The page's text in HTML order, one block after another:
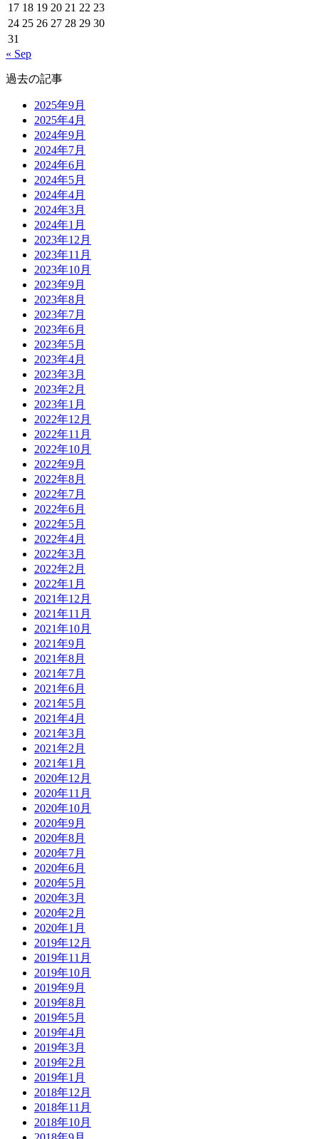
17 18 19 20 21 22 23
24 25 26 27 28 29 30
31
« Sep
過去の記事
2025年9月
2025年4月
2024年9月
2024年7月
2024年6月
2024年5月
2024年4月
2024年3月
2024年1月
2023年12月
2023年11月
2023年10月
2023年9月
2023年8月
2023年7月
2023年6月
2023年5月
2023年4月
2023年3月
2023年2月
2023年1月
2022年12月
2022年11月
2022年10月
2022年9月
2022年8月
2022年7月
2022年6月
2022年5月
2022年4月
2022年3月
2022年2月
2022年1月
2021年12月
2021年11月
2021年10月
2021年9月
2021年8月
2021年7月
2021年6月
2021年5月
2021年4月
2021年3月
2021年2月
2021年1月
2020年12月
2020年11月
2020年10月
2020年9月
2020年8月
2020年7月
2020年6月
2020年5月
2020年3月
2020年2月
2020年1月
2019年12月
2019年11月
2019年10月
2019年9月
2019年8月
2019年5月
2019年4月
2019年3月
2019年2月
2019年1月
2018年12月
2018年11月
2018年10月